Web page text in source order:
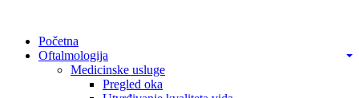
Početna
Oftalmologija
Medicinske usluge
Pregled oka